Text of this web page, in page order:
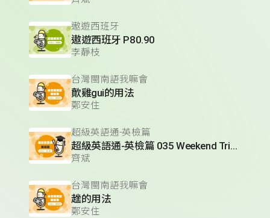
遨遊西班牙
遨遊西班牙 P80.90
李靜枝
台灣閩南語我嘛會
歕雞gui的用法
鄭安住
超級英語通-英檢篇
超級英語通-英檢篇 035 Weekend Trip- 週末旅遊
齊斌
台灣閩南語我嘛會
趖的用法
鄭安住